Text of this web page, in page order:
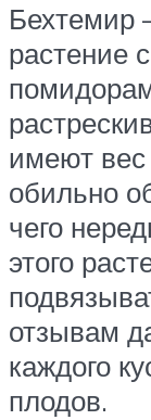
Бехтемир
растение
имеют вес
обильно
чего
этого
отзывам
каждого
плодов.